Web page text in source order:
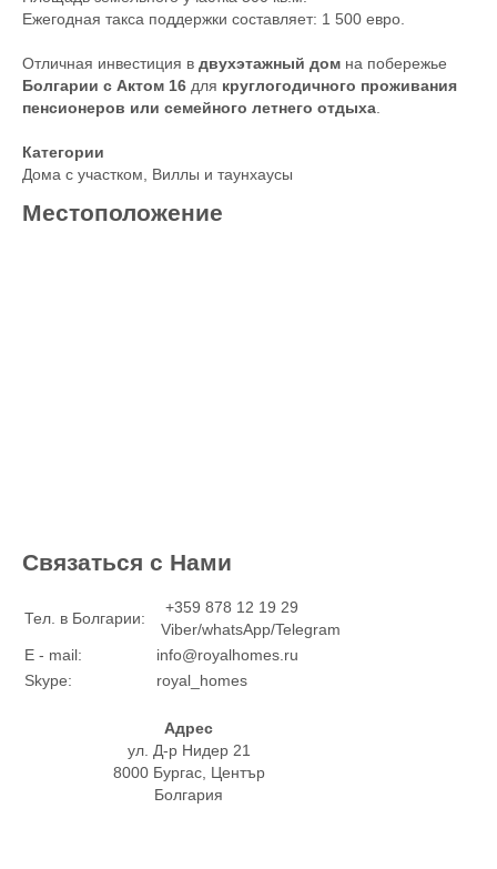
Ежегодная такса поддержки составляет: 1 500 евро.
Отличная инвестиция в двухэтажный дом на побережье
Болгарии с Актом 16 для круглогодичного проживания
пенсионеров или семейного летнего отдыха.
Категории
Дома с участком, Виллы и таунхаусы
Местоположение
Связаться с Нами
Тел. в Болгарии:
+359 878 12 19 29
Viber/whatsApp/Telegram
E - mail:
info@royalhomes.ru
Skype:
royal_homes
Адрес
ул. Д-р Нидер 21
8000 Бургас, Център
Болгария